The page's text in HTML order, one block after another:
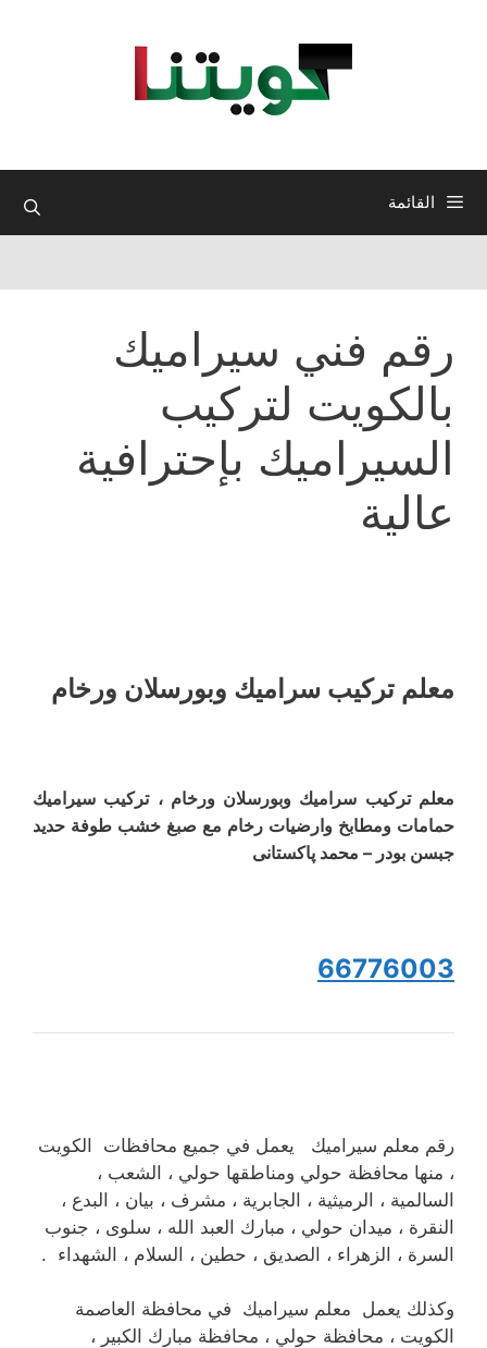
القائمة
رقم فني سيراميك
بالكويت لتركيب
السيراميك بإحترافية
عالية
معلم ترکیب سرامیك وبورسلان ورخام
معلم ترکیب سرامیك وبورسلان ورخام ، تركيب سيراميك
حمامات ومطابخ وارضیات رخام مع صبغ خشب طوفة حدید
جبسن بودر – محمد پاکستانی
66776003
رقم معلم سيراميك يعمل في جميع محافظات الكويت
، منها محافظة حولي ومناطقها حولي ، الشعب ،
السالمية ، الرميثية ، الجابرية ، مشرف ، بيان ، البدع ،
النقرة ، ميدان حولي ، مبارك العبد الله ، سلوى ، جنوب
السرة ، الزهراء ، الصديق ، حطين ، السلام ، الشهداء .
وكذلك يعمل معلم سيراميك في محافظة العاصمة
الكويت ، محافظة حولي ، محافظة مبارك الكبير ،